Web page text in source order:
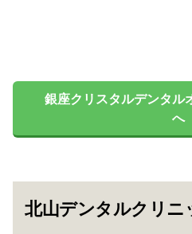
銀座クリスタルデンタ
へ
北山デンタルクリニ